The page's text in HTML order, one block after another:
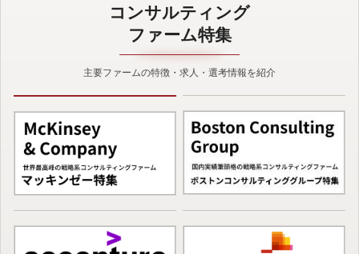
コンサルティング
ファーム特集
主要ファームの特徴・求人・選考情報を紹介